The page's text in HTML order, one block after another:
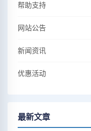
帮助支持
网站公告
新闻资讯
优惠活动
最新文章